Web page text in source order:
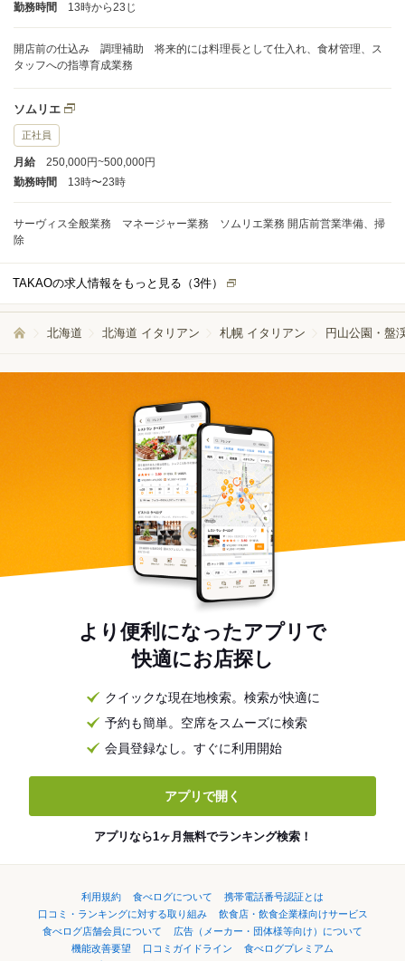
勤務時間
13時から23じ
開店前の仕込み 調理補助 将来的には料理長として仕入れ、食材管理、ス
タッフへの指導育成業務
ソムリエ
正社員
月給
250,000円~500,000円
勤務時間
13時〜23時
サーヴィス全般業務 マネージャー業務 ソムリエ業務 開店前営業準備、掃
除
TAKAOの求人情報をもっと見る（3件）
北海道 北海道 イタリアン 札幌 イタリアン 円山公園・盤
より便利になったアプリで
快適にお店探し
クイックな現在地検索。検索が快適に
予約も簡単。空席をスムーズに検索
会員登録なし。すぐに利用開始
アプリで開く
アプリなら1ヶ月無料でランキング検索！
利用規約 食べログについて
携帯電話番号認証とは
口コミ・ランキングに対する取り組み
飲食店・飲食企業様向けサービス
食べログ店舗会員について
広告（メーカー・団体様等向け）について
機能改善要望
口コミガイドライン
食べログプレミアム